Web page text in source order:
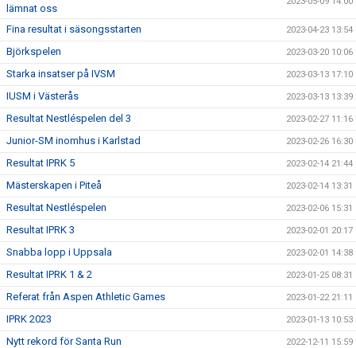
lämnat oss
Fina resultat i säsongsstarten 2023-04-23 13:54
Björkspelen 2023-03-20 10:06
Starka insatser på IVSM 2023-03-13 17:10
IUSM i Västerås 2023-03-13 13:39
Resultat Nestléspelen del 3 2023-02-27 11:16
Junior-SM inomhus i Karlstad 2023-02-26 16:30
Resultat IPRK 5 2023-02-14 21:44
Mästerskapen i Piteå 2023-02-14 13:31
Resultat Nestléspelen 2023-02-06 15:31
Resultat IPRK 3 2023-02-01 20:17
Snabba lopp i Uppsala 2023-02-01 14:38
Resultat IPRK 1 & 2 2023-01-25 08:31
Referat från Aspen Athletic Games 2023-01-22 21:11
IPRK 2023 2023-01-13 10:53
Nytt rekord för Santa Run 2022-12-11 15:59